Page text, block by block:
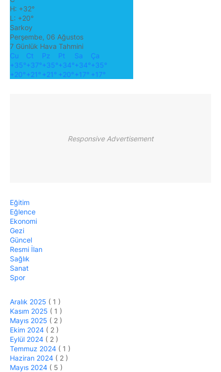
H: +32°
L: +20°
Sarkoy
Perşembe, 06 Ağustos
7 Günlük Hava Tahmini
Cu
Ct Pz Pt Sa
Ça
+35°+37°+35°+34°+34°+35°
+20° +21° +21° +20° +17° +17°
Responsive Advertisement
Eğitim
Eğlence
Ekonomi
Gezi
Güncel
Resmi İlan
Sağlık
Sanat
Spor
Aralık 2025 ( 1 )
Kasım 2025 ( 1 )
Mayıs 2025 ( 2 )
Ekim 2024 ( 2 )
Eylül 2024 ( 2 )
Temmuz 2024 ( 1 )
Haziran 2024 ( 2 )
Mayıs 2024 ( 5 )